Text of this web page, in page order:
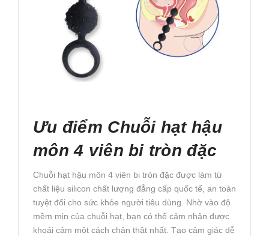
Ưu điểm Chuỗi hạt hậu
môn 4 viên bi tròn đặc
Chuỗi hạt hậu môn 4 viên bi tròn đặc được làm từ
chất liệu silicon chất lượng đẳng cấp quốc tế, an toàn
tuyệt đối cho sức khỏe người tiêu dùng. Nhờ vào độ
mềm mịn của chuỗi hạt, bạn có thể cảm nhận được
khoái cảm một cách chân thật nhất. Tạo cảm giác dễ